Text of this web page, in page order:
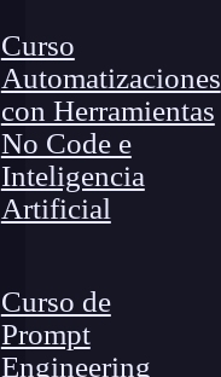
Curso
Automatizaciones
con Herramientas
No Code e
Inteligencia
Artificial
Curso de
Prompt
Engineering